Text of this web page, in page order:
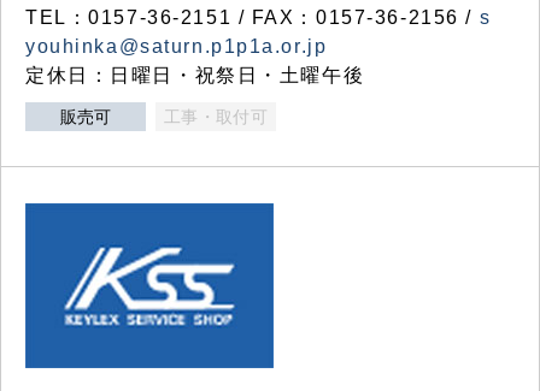
TEL：0157-36-2151 / FAX：0157-36-2156 / s
youhinka@saturn.p1p1a.or.jp
定休日：日曜日・祝祭日・土曜午後
販売可 工事・取付可